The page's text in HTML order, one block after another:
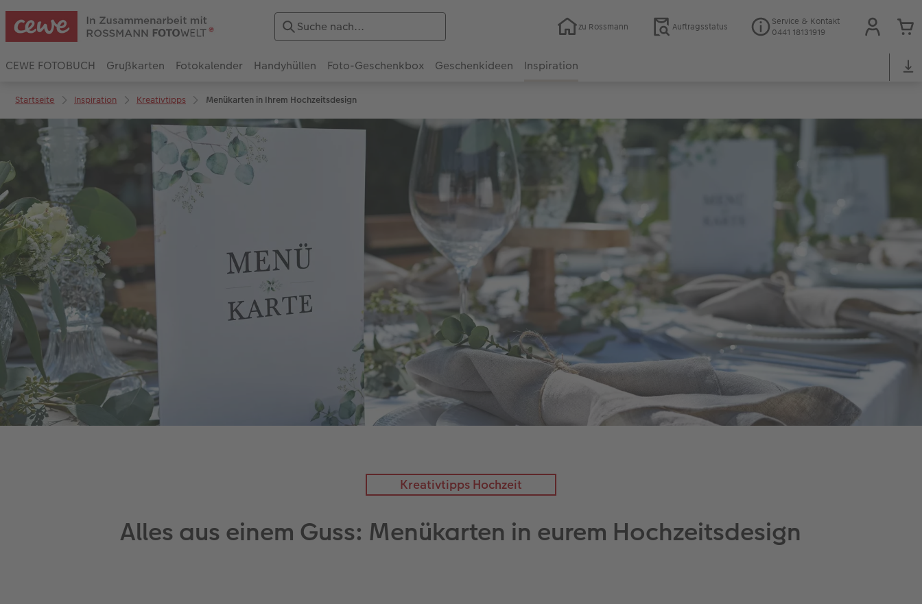
zu Rossmann Auftragsstatus
Service & Kontakt
0441 18131919
CEWE FOTOBUCH Grußkarten Fotokalender Handyhüllen Foto-Geschenkbox Geschenkideen Inspiration
Startseite Inspiration Kreativtipps Menükarten in Ihrem Hochzeitsdesign
Kreativtipps Hochzeit
Alles aus einem Guss: Menükarten in eurem Hochzeitsdesign